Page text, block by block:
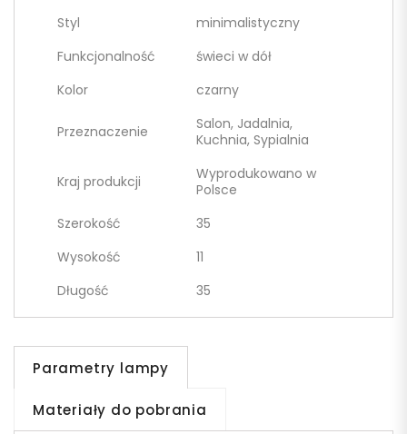
Styl
minimalistyczny
Funkcjonalność
świeci w dół
Kolor
czarny
Przeznaczenie
Salon, Jadalnia,
Kuchnia, Sypialnia
Kraj produkcji
Wyprodukowano w
Polsce
Szerokość
35
Wysokość
11
Długość
35
Parametry lampy
Materiały do pobrania